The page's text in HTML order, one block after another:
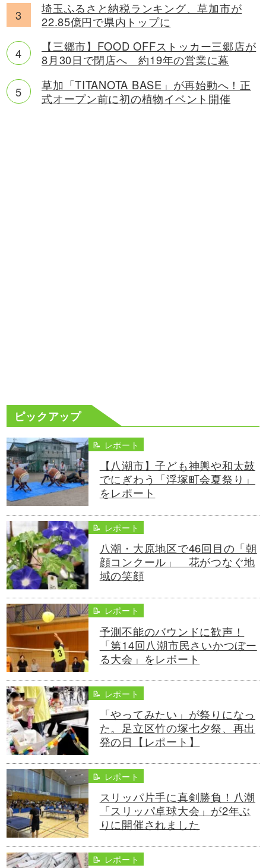
埼玉ふるさと納税ランキング、草加市が
22.85億円で県内トップに
【三郷市】FOOD OFFストッカー三郷店が
8月30日で閉店へ 約19年の営業に幕
草加「TITANOTA BASE」が再始動へ！正
式オープン前に初の植物イベント開催
ピックアップ
📝 レポート
【八潮市】子ども神輿や和太鼓
でにぎわう「浮塚町会夏祭り」
をレポート
📝 レポート
八潮・大原地区で46回目の「朝
顔コンクール」 花がつなぐ地
域の笑顔
📝 レポート
予測不能のバウンドに歓声！
「第14回八潮市民さいかつぼー
る大会」をレポート
📝 レポート
「やってみたい」が祭りになっ
た。足立区竹の塚七夕祭、再出
発の日【レポート】
📝 レポート
スリッパ片手に真剣勝負！八潮
「スリッパ卓球大会」が2年ぶ
りに開催されました
📝 レポート